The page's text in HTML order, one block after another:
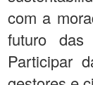
com a
futuro das
Participar